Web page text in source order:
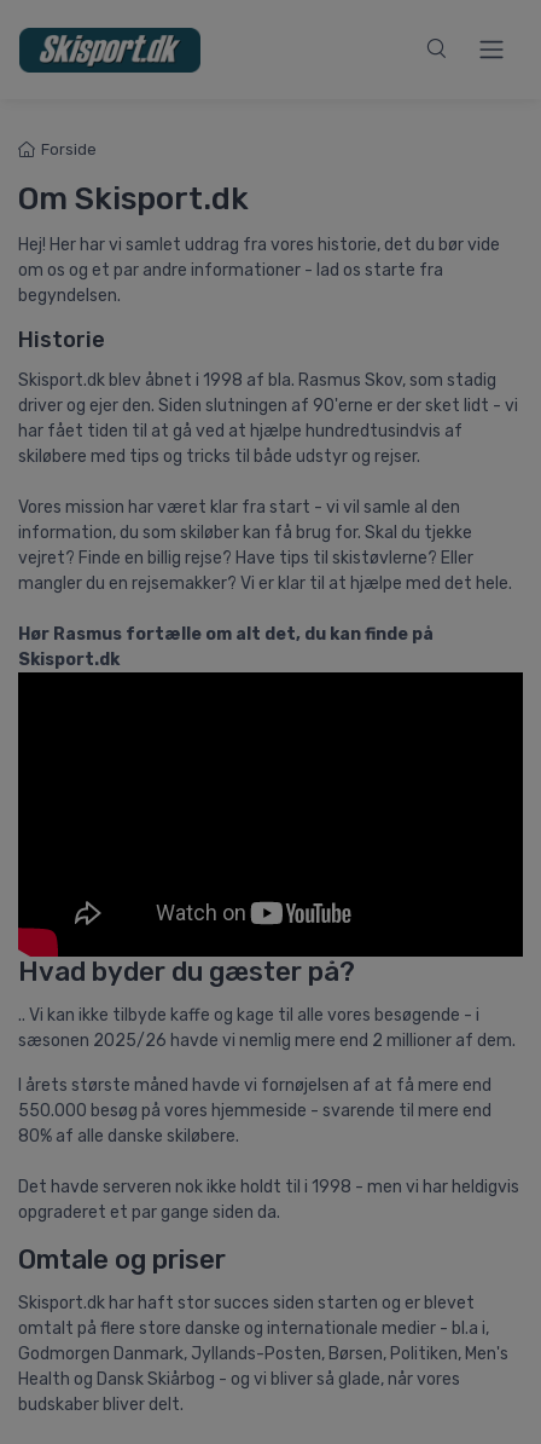
Forside
Om Skisport.dk
Hej! Her har vi samlet uddrag fra vores historie, det du bør vide
om os og et par andre informationer - lad os starte fra
begyndelsen.
Historie
Skisport.dk blev åbnet i 1998 af bla. Rasmus Skov, som stadig
driver og ejer den. Siden slutningen af 90'erne er der sket lidt - vi
har fået tiden til at gå ved at hjælpe hundredtusindvis af
skiløbere med tips og tricks til både udstyr og rejser.
Vores mission har været klar fra start - vi vil samle al den
information, du som skiløber kan få brug for. Skal du tjekke
vejret? Finde en billig rejse? Have tips til skistøvlerne? Eller
mangler du en rejsemakker? Vi er klar til at hjælpe med det hele.
Hør Rasmus fortælle om alt det, du kan finde på
Skisport.dk
Hvad byder du gæster på?
.. Vi kan ikke tilbyde kaffe og kage til alle vores besøgende - i
sæsonen 2025/26 havde vi nemlig mere end 2 millioner af dem.
I årets største måned havde vi fornøjelsen af at få mere end
550.000 besøg på vores hjemmeside - svarende til mere end
80% af alle danske skiløbere.
Det havde serveren nok ikke holdt til i 1998 - men vi har heldigvis
opgraderet et par gange siden da.
Omtale og priser
Skisport.dk har haft stor succes siden starten og er blevet
omtalt på flere store danske og internationale medier - bl.a i,
Godmorgen Danmark, Jyllands-Posten, Børsen, Politiken, Men's
Health og Dansk Skiårbog - og vi bliver så glade, når vores
budskaber bliver delt.